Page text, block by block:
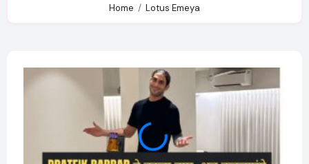
Home Lotus Emeya